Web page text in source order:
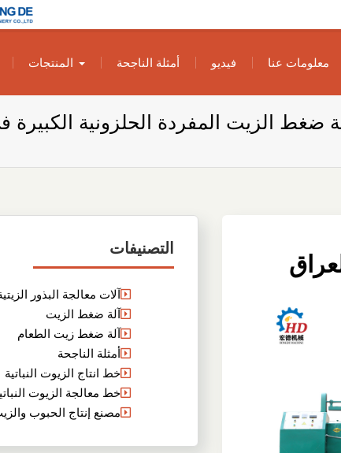
المنتجات أمثلة الناجحة فيديو معلومات عنا
ضغط الزيت المفردة الحلزونية الكبيرة
التصنيفات
آلات معالجة البذور
آلة ضغط الزيت
آلة ضغط زيت الطعام
أمثلة الناجحة
خط انتاج الزيوت النباتية
خط معالجة الزيوت
مصنع إنتاج الحبوب